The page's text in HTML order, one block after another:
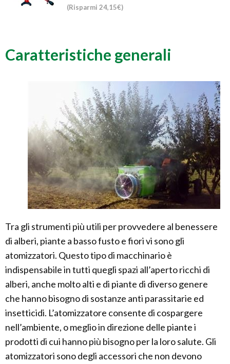
(Risparmi 24,15€)
Caratteristiche generali
Tra gli strumenti più utili per provvedere al benessere
di alberi, piante a basso fusto e fiori vi sono gli
atomizzatori. Questo tipo di macchinario è
indispensabile in tutti quegli spazi all’aperto ricchi di
alberi, anche molto alti e di piante di diverso genere
che hanno bisogno di sostanze anti parassitarie ed
insetticidi. L’atomizzatore consente di cospargere
nell’ambiente, o meglio in direzione delle piante i
prodotti di cui hanno più bisogno per la loro salute. Gli
atomizzatori sono degli accessori che non devono